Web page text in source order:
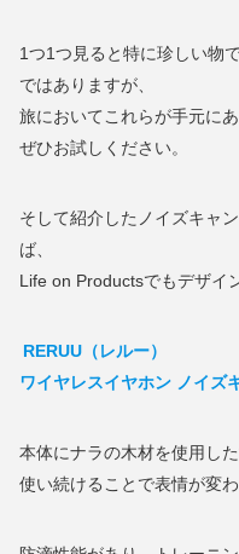
1つ1つ見ると特に珍しい物
ではありますが、
旅においてこれらが手元に
ぜひお試しください。
そして紹介したノイズキャ
ば、
Life on Productsでもデザイ
RERUU（レルー）
ワイヤレスイヤホン ノイズ
本体にナラの木材を使用し
使い続けることで表情が変わ